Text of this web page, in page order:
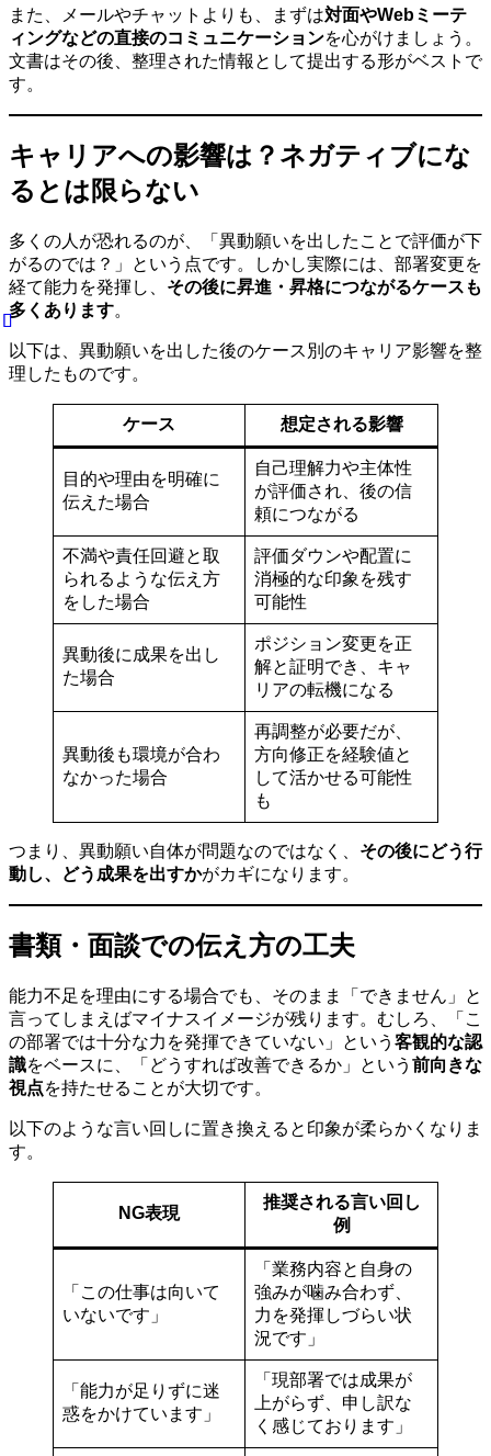
また、メールやチャットよりも、まずは対面やWebミーテ
ィングなどの直接のコミュニケーションを心がけましょう。
文書はその後、整理された情報として提出する形がベストで
す。
キャリアへの影響は？ネガティブにな
るとは限らない
多くの人が恐れるのが、「異動願いを出したことで評価が下
がるのでは？」という点です。しかし実際には、部署変更を
経て能力を発揮し、 その後に昇進・昇格につながるケースも
多くあります。
以下は、異動願いを出した後のケース別のキャリア影響を整
理したものです。
ケース 想定される影響
目的や理由を明確に
伝えた場合
自己理解力や主体性
が評価され、後の信
頼につながる
不満や責任回避と取
られるような伝え方
をした場合
評価ダウンや配置に
消極的な印象を残す
可能性
異動後に成果を出し
た場合
ポジション変更を正
解と証明でき、キャ
リアの転機になる
異動後も環境が合わ
なかった場合
再調整が必要だが、
方向修正を経験値と
して活かせる可能性
も
つまり、異動願い自体が問題なのではなく、 その後にどう行
動し、どう成果を出すかがカギになります。
書類・面談での伝え方の工夫
能力不足を理由にする場合でも、そのまま「できません」と
言ってしまえばマイナスイメージが残ります。むしろ、「こ
の部署では十分な力を発揮できていない」という 客観的な認
識をベースに、「どうすれば改善できるか」という 前向きな
視点を持たせることが大切です。
以下のような言い回しに置き換えると印象が柔らかくなりま
す。
NG表現
推奨される言い回し
例
「この仕事は向いて
いないです」
「業務内容と自身の
強みが噛み合わず、
力を発揮しづらい状
況です」
「能力が足りずに迷
惑をかけています」
「現部署では成果が
上がらず、申し訳な
く感じております」